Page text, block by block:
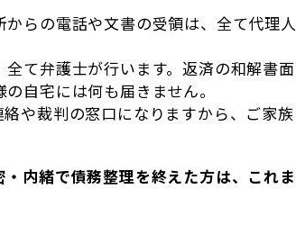
からの電話や文書の受領は、全て代理人
て弁護士が行います。返済の和解書面
自宅には何も届きません。
や裁判の窓口になりますから、ご家族
内緒で債務整理を終えた方は、これま